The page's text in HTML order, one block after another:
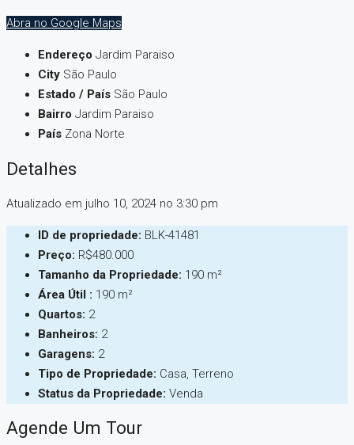
Abra no Google Maps
Endereço Jardim Paraiso
City São Paulo
Estado / País São Paulo
Bairro Jardim Paraiso
País Zona Norte
Detalhes
Atualizado em julho 10, 2024 no 3:30 pm
ID de propriedade: BLK-41481
Preço: R$480.000
Tamanho da Propriedade: 190 m²
Área Útil : 190 m²
Quartos: 2
Banheiros: 2
Garagens: 2
Tipo de Propriedade: Casa, Terreno
Status da Propriedade: Venda
Agende Um Tour